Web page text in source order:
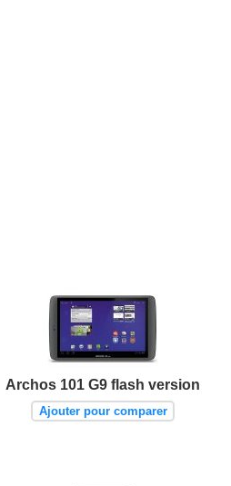
Archos 101 G9 flash version
Ajouter pour comparer